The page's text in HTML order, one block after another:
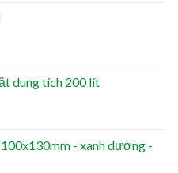
dung tích 200 lít
- xanh dương -